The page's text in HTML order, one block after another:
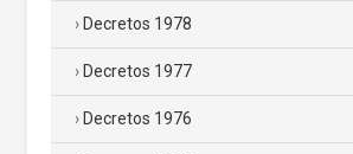
Decretos 1978
Decretos 1977
Decretos 1976